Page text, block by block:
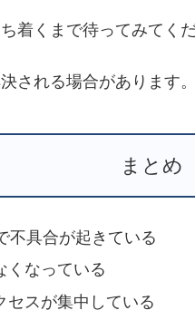
着くまで待ってみてくだ
される場合があります。
まとめ
不具合が起きている
くなっている
セスが集中している